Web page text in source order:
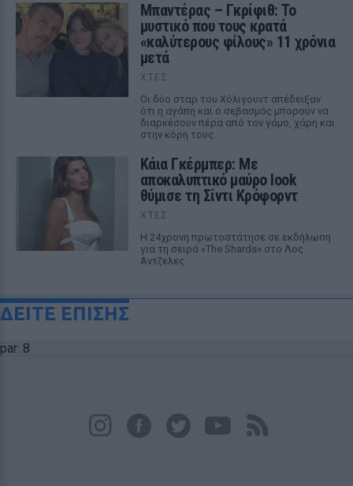
Μπαντέρας – Γκρίφιθ: Το
μυστικό που τους κρατά
«καλύτερους φίλους» 11 χρόνια
μετά
ΧΤΕΣ
Οι δύο σταρ του Χόλιγουντ απέδειξαν
ότι η αγάπη και ο σεβασμός μπορούν να
διαρκέσουν πέρα από τον γάμο, χάρη και
στην κόρη τους.
Κάια Γκέρμπερ: Με
αποκαλυπτικό μαύρο look
θύμισε τη Σίντι Κρόφορντ
ΧΤΕΣ
Η 24χρονη πρωτοστάτησε σε εκδήλωση
για τη σειρά «The Shards» στο Λος
Αντζελες
ΔΕΙΤΕ ΕΠΙΣΗΣ
par: 8